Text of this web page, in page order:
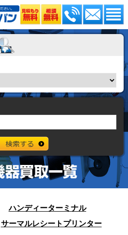
ハンディーターミナル
サーマルレシートプリンター